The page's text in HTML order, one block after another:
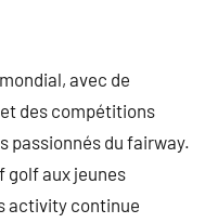
avec de
des compétitions
passionnés du fairway.
golf aux jeunes
activity continue